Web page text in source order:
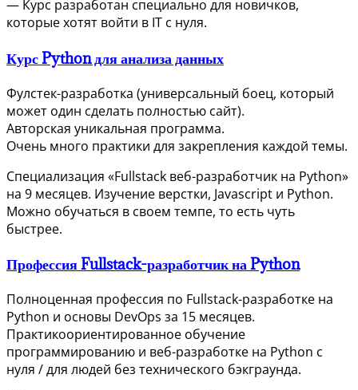
— Курс разработан специально для новичков,
которые хотят войти в IT с нуля.
Курс Python для анализа данных
Фулстек-разработка (универсальный боец, который
может один сделать полностью сайт).
Авторская уникальная программа.
Очень много практики для закрепления каждой темы.
Специализация «Fullstack веб-разработчик на Python»
на 9 месяцев. Изучение верстки, Javascript и Python.
Можно обучаться в своем темпе, то есть чуть
быстрее.
Профессия Fullstack-разработчик на Python
Полноценная профессия по Fullstack-разработке на
Python и основы DevOps за 15 месяцев.
Практикоориентированное обучение
программированию и веб-разработке на Python с
нуля / для людей без технического бэкграунда.